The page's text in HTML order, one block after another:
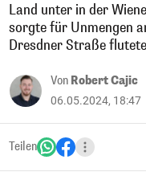
Land unter in der
sorgte für Unmengen
Dresdner Straße
Von Robert Cajic
06.05.2024, 18:47
Teilen